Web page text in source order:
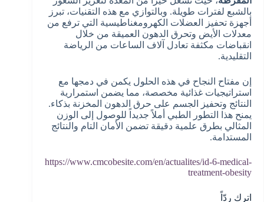
بالشبع لفترات طويلة. وبالتوازي مع هذه التقنيات، تبرز
أجهزة تحفيز العضلات الكهرومغناطيسية التي ترفع من
معدلات الأيض وتحرق الدهون العميقة من خلال
انقباضات مكثفة تعادل آلاف الساعات من الرياضة
التقليدية.
إن مفتاح النجاح في هذه الحلول يكمن في دمجها مع
استراتيجيات غذائية مخصصة، مما يضمن استمرارية
النتائج وتحفيز الجسم على حرق الدهون المخزنة بذكاء.
يمنح هذا التطور الطبي أملاً جديداً للوصول إلى الوزن
المثالي بطرق علمية دقيقة تضمن الأمان التام والنتائج
المستدامة.
https://www.cmcobesite.com/en/actualites/id-6-medical-
treatment-obesity
اترك ردّاً